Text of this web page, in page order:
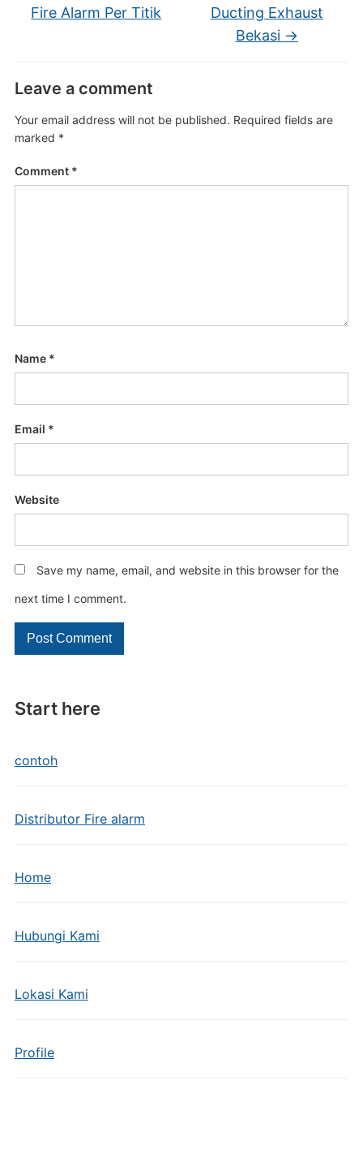
Start here
contoh
Distributor Fire alarm
Home
Hubungi Kami
Lokasi Kami
Profile
Fire Alarm Per Titik
Ducting Exhaust
Bekasi →
Leave a comment
Your email address will not be published. Required fields are
marked *
Comment *
Name *
Email *
Website
Save my name, email, and website in this browser for the
next time I comment.